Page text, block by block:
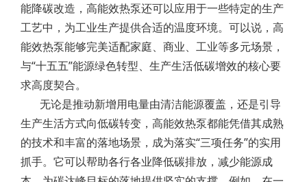
能降碳改造，高能效热泵还可以应用于一些特定的生产
工艺中，为工业生产提供合适的温度环境。可以说，高
能效热泵能够完美适配家庭、商业、工业等多元场景，
与“十五五”能源绿色转型、生产生活低碳增效的核心要
求高度契合。
无论是推动新增用电量由清洁能源覆盖，还是引导
生产生活方式向低碳转变，高能效热泵都能凭借其成熟
的技术和丰富的落地场景，成为落实“三项任务”的实用
抓手。它可以帮助各行各业降低碳排放，减少能源成